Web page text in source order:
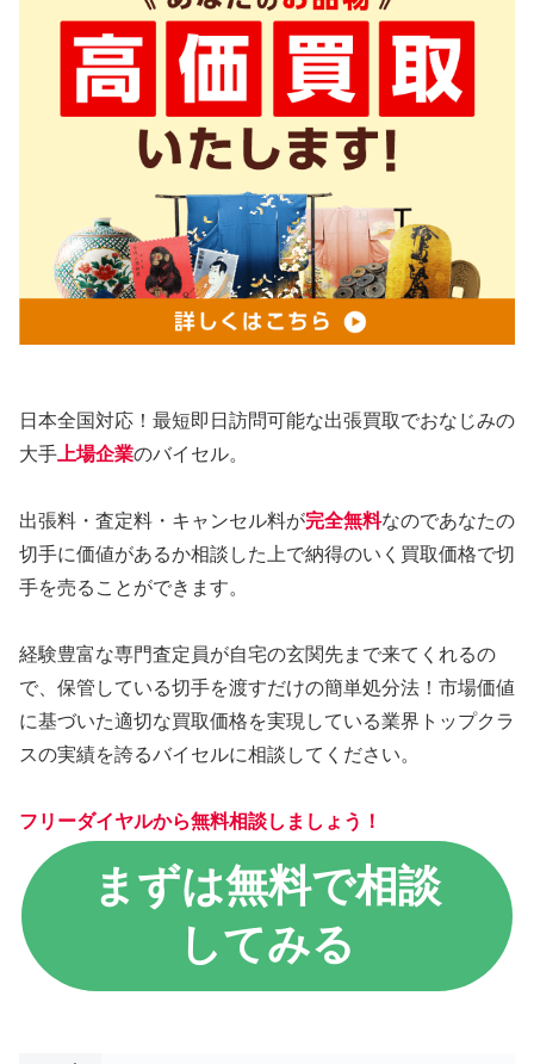
日本全国対応！最短即日訪問可能な出張買取でおなじみの
大手 上場企業のバイセル。
出張料・査定料・キャンセル料が完全無料なのであなたの
切手に価値があるか相談した上で納得のいく買取価格で切
手を売ることができます。
経験豊富な専門査定員が自宅の玄関先まで来てくれるの
で、保管している切手を渡すだけの簡単処分法！市場価値
に基づいた適切な買取価格を実現している業界トップクラ
スの実績を誇るバイセルに相談してください。
フリーダイヤルから無料相談しましょう！
まずは無料で相談
してみる